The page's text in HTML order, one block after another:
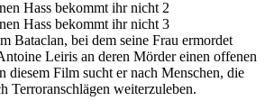
Bataclan, bei dem seine Frau ermordet
Leiris an deren Mörder einen offenen
diesem Film sucht er nach Menschen, die
Terroranschlägen weiterzuleben.